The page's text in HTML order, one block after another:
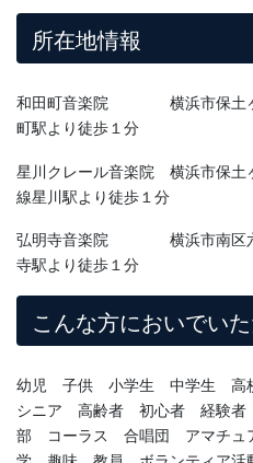
所在地情報
和田町音楽院 横浜市保土ヶ
町駅より徒歩１分
星川クレール音楽院 横浜市保
線星川駅より徒歩１分
弘明寺音楽院 横浜市南区六
寺駅より徒歩１分
こんな方においでい
幼児 子供 小学生 中学生
シニア 高齢者 初心者 経験
部 コーラス 合唱団 アマチュ